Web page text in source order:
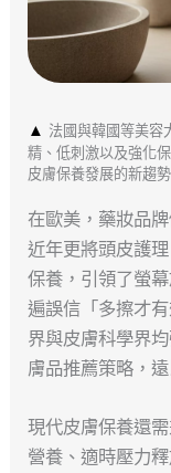
▲ 法國與韓國等美容
精、低刺激以及強化
皮膚保養發展的新趨
在歐美，藥妝品
近年更將頭皮護
保養，引領了螢
遍誤信「多擦才
界與皮膚科學界
膚品推薦策略，
現代皮膚保養還
營養、適時壓力